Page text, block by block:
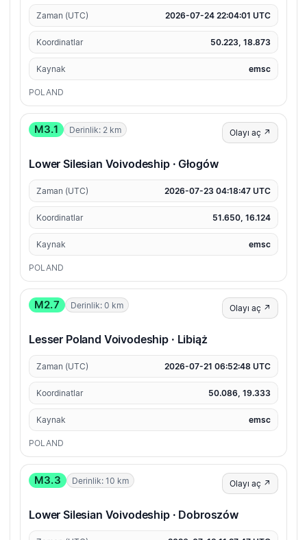
Zaman (UTC) 2026-07-24 22:04:01 UTC
Koordinatlar 50.223, 18.873
Kaynak emsc
POLAND
M3.1 Derinlik: 2 km Olayı aç ↗
Lower Silesian Voivodeship · Głogów
Zaman (UTC) 2026-07-23 04:18:47 UTC
Koordinatlar 51.650, 16.124
Kaynak emsc
POLAND
M2.7 Derinlik: 0 km Olayı aç ↗
Lesser Poland Voivodeship · Libiąż
Zaman (UTC) 2026-07-21 06:52:48 UTC
Koordinatlar 50.086, 19.333
Kaynak emsc
POLAND
M3.3 Derinlik: 10 km Olayı aç ↗
Lower Silesian Voivodeship · Dobroszów